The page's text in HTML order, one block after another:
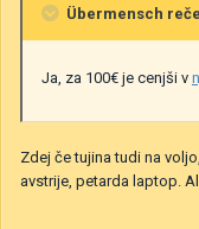
Übermensch
Ja, za 100€ je cenjši v
Zdej če tujina tudi na
avstrije, petarda laptop.